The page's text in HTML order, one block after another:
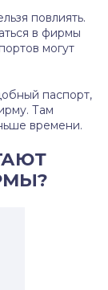
повлиять.
в фирмы
могут
паспорт,
Там
времени.